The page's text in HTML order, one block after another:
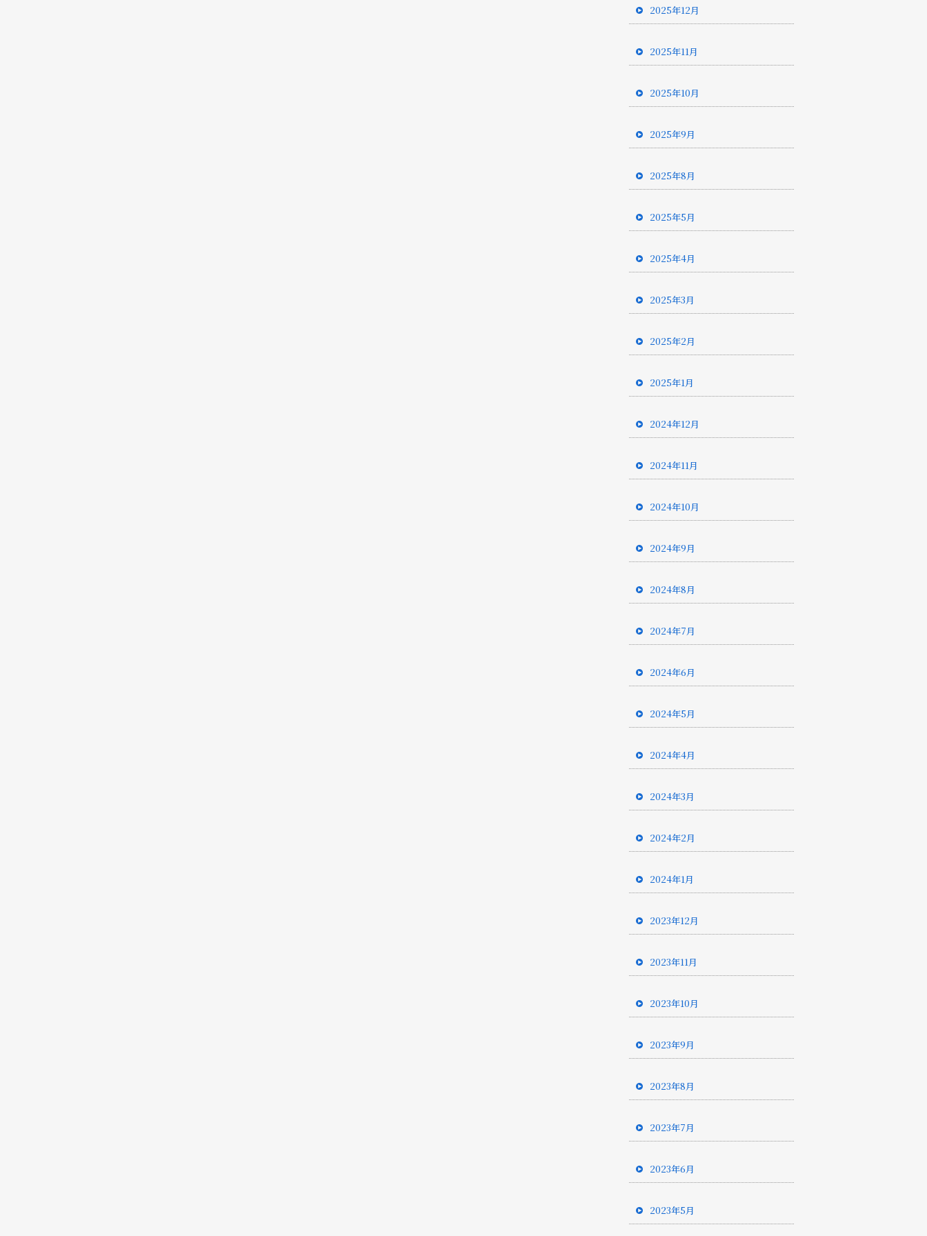
2025年12月
2025年11月
2025年10月
2025年9月
2025年8月
2025年5月
2025年4月
2025年3月
2025年2月
2025年1月
2024年12月
2024年11月
2024年10月
2024年9月
2024年8月
2024年7月
2024年6月
2024年5月
2024年4月
2024年3月
2024年2月
2024年1月
2023年12月
2023年11月
2023年10月
2023年9月
2023年8月
2023年7月
2023年6月
2023年5月